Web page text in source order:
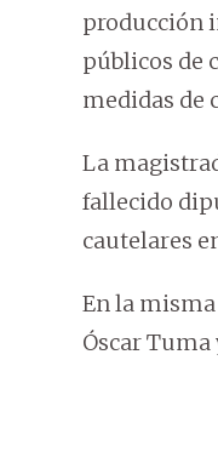
producción
públicos de
medidas de
La
fallecido
cautelares
En la
Óscar